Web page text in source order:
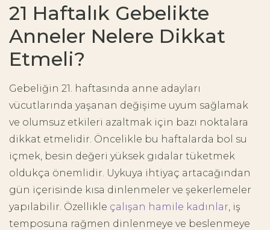
21 Haftalık Gebelikte
Anneler Nelere Dikkat
Etmeli?
Gebeliğin 21. haftasında anne adayları
vücutlarında yaşanan değişime uyum sağlamak
ve olumsuz etkileri azaltmak için bazı noktalara
dikkat etmelidir. Öncelikle bu haftalarda bol su
içmek, besin değeri yüksek gıdalar tüketmek
oldukça önemlidir. Uykuya ihtiyaç artacağından
gün içerisinde kısa dinlenmeler ve şekerlemeler
yapılabilir. Özellikle çalışan hamile kadınlar , iş
temposuna rağmen dinlenmeye ve beslenmeye